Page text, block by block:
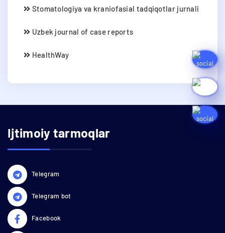
Stomatologiya va kraniofasial tadqiqotlar jurnali
Uzbek journal of case reports
HealthWay
Ijtimoiy tarmoqlar
Telegram
Telegram bot
Facebook